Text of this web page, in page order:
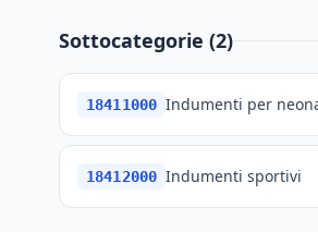
Sottocategorie (2)
18411000 Indumenti per
18412000 Indumenti sportivi